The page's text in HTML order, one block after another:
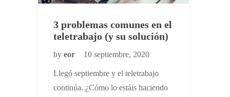
3 problemas comunes en el
teletrabajo (y su solución)
by eor 10 septiembre, 2020
Llegó septiembre y el teletrabajo
continúa. ¿Cómo lo estáis haciendo